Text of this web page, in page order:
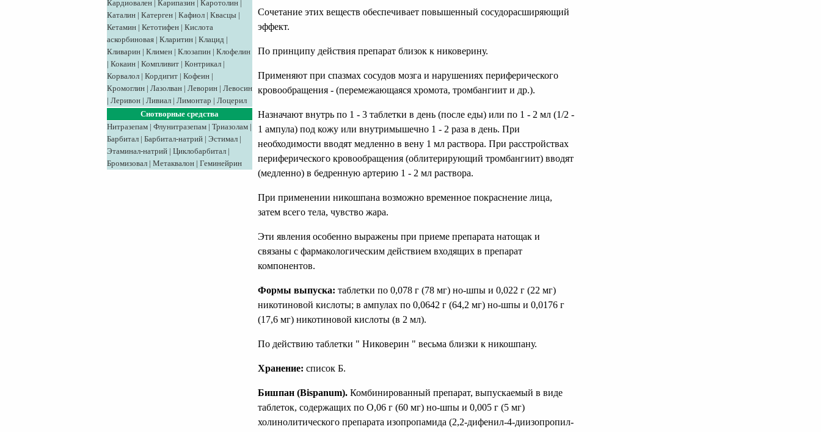
Кардиовален | Карипазин | Каротолин |
Каталин | Катерген | Кафиол | Квасцы |
Кетамин | Кетотифен | Кислота
аскорбиновая | Кларитин | Клацид |
Кливарин | Климен | Клозапин | Клофелин
| Кокаин | Компливит | Контрикал |
Корвалол | Кордигит | Кофеин |
Кромоглин | Лазолван | Леворин | Левосин
| Леривон | Ливиал | Лимонтар | Лоцерил
Снотворные средства
Нитразепам | Флунитразепам | Триазолам |
Барбитал | Барбитал-натрий | Эстимал |
Этаминал-натрий | Циклобарбитал |
Бромизовал | Метаквалон | Геминейрин
Сочетание этих веществ обеспечивает повышенный сосудорасширяющий
эффект.
По принципу действия препарат близок к никоверину.
Применяют при спазмах сосудов мозга и нарушениях периферического
кровообращения - (перемежающаяся хромота, тромбангиит и др.).
Назначают внутрь по 1 - 3 таблетки в день (после еды) или по 1 - 2 мл (1/2 -
1 ампула) под кожу или внутримышечно 1 - 2 раза в день. При
необходимости вводят медленно в вену 1 мл раствора. При расстройствах
периферического кровообращения (облитерирующий тромбангиит) вводят
(медленно) в бедренную артерию 1 - 2 мл раствора.
При применении никошпана возможно временное покраснение лица,
затем всего тела, чувство жара.
Эти явления особенно выражены при приеме препарата натощак и
связаны с фармакологическим действием входящих в препарат
компонентов.
Формы выпуска: таблетки по 0,078 г (78 мг) но-шпы и 0,022 г (22 мг)
никотиновой кислоты; в ампулах по 0,0642 г (64,2 мг) но-шпы и 0,0176 г
(17,6 мг) никотиновой кислоты (в 2 мл).
По действию таблетки " Никоверин " весьма близки к никошпану.
Хранение: список Б.
Бишпан (Bisраnum). Комбинированный препарат, выпускаемый в виде
таблеток, содержащих по О,06 г (60 мг) но-шпы и 0,005 г (5 мг)
холинолитического препарата изопропамида (2,2-дифенил-4-диизопропил-